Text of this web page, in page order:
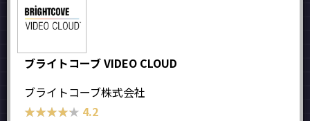
ブライトコーブ VIDEO CLOUD
ブライトコーブ株式会社
★★★★★
★★★★★ 4.2